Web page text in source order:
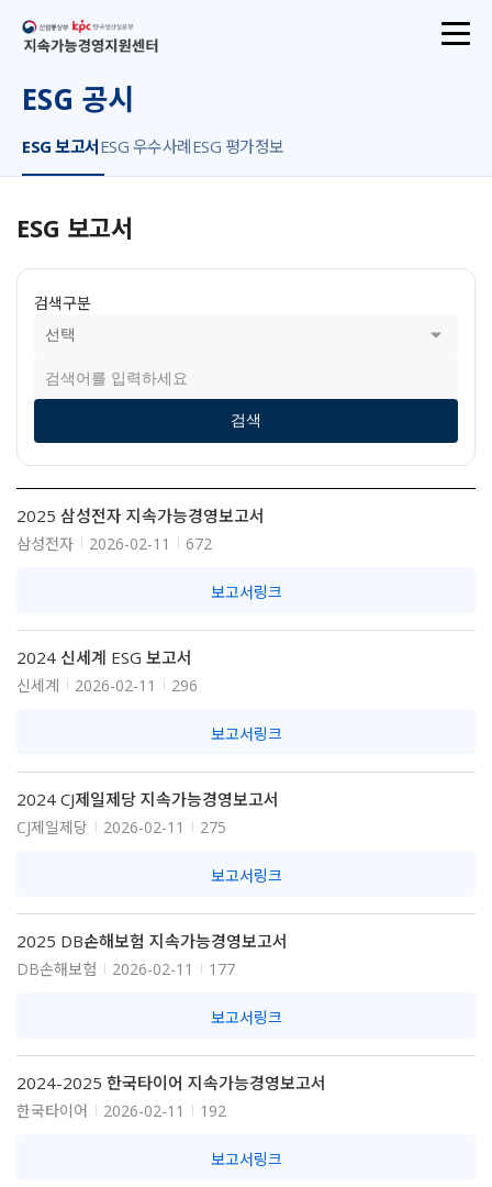
산업통상부
지속가능경영지원센터
ESG 공시
ESG 보고서ESG 우수사례ESG 평가정보
ESG 보고서
검색구분
검색
2025 삼성전자 지속가능경영보고서
삼성전자 2026-02-11 672
보고서링크
2024 신세계 ESG 보고서
신세계 2026-02-11 296
보고서링크
2024 CJ제일제당 지속가능경영보고서
CJ제일제당 2026-02-11 275
보고서링크
2025 DB손해보험 지속가능경영보고서
DB손해보험 2026-02-11 177
보고서링크
2024-2025 한국타이어 지속가능경영보고서
한국타이어 2026-02-11 192
보고서링크